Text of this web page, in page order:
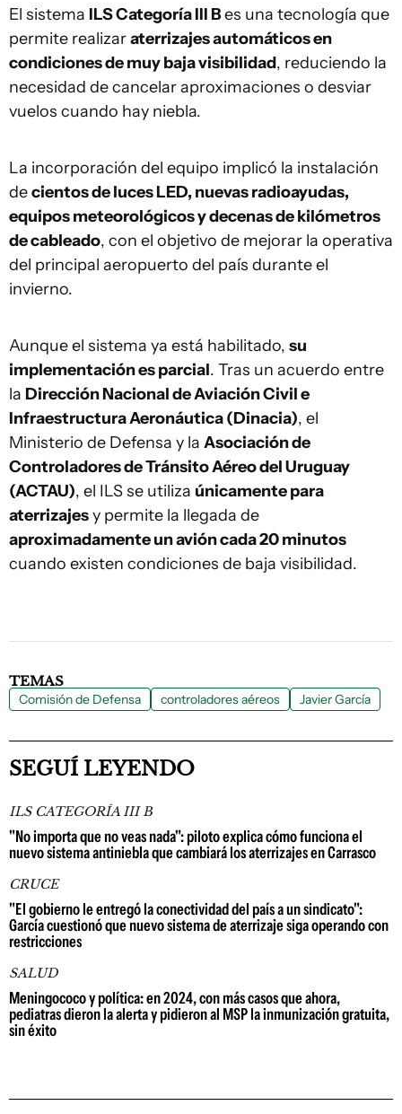
El sistema ILS Categoría III Bes una tecnología que
permite realizaraterrizajes automáticos en
condiciones de muy baja visibilidad, reduciendo la
necesidad de cancelar aproximaciones o desviar
vuelos cuando hay niebla.
La incorporación del equipo implicó la instalación
decientos de luces LED, nuevas radioayudas,
equipos meteorológicos y decenas de kilómetros
de cableado, con el objetivo de mejorar la operativa
del principal aeropuerto del país durante el
invierno.
Aunque el sistema ya está habilitado, su
implementación es parcial. Tras un acuerdo entre
la Dirección Nacional de Aviación Civil e
Infraestructura Aeronáutica (Dinacia), el
Ministerio de Defensa y la Asociación de
Controladores de Tránsito Aéreo del Uruguay
(ACTAU), el ILS se utiliza únicamente para
aterrizajesy permite la llegada de
aproximadamente un avión cada 20 minutos
cuando existen condiciones de baja visibilidad.
TEMAS
Comisión de Defensa controladores aéreos Javier García
SEGUÍ LEYENDO
ILS CATEGORÍA III B
"No importa que no veas nada": piloto explica cómo funciona el
nuevo sistema antiniebla que cambiará los aterrizajes en Carrasco
CRUCE
"El gobierno le entregó la conectividad del país a un sindicato":
García cuestionó que nuevo sistema de aterrizaje siga operando con
restricciones
SALUD
Meningococo y política: en 2024, con más casos que ahora,
pediatras dieron la alerta y pidieron al MSP la inmunización gratuita,
sin éxito